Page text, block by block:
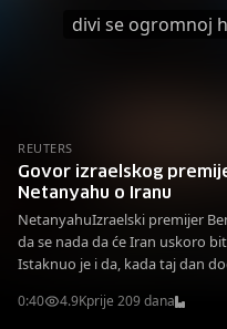
divi se ogromnoj
REUTERS
Govor izraelskog
Netanyahu o Iranu
NetanyahuIzraelski premijer
da se nada da će Iran uskoro
Istaknuo je i da, kada taj dan
0:40 4.9Kprije 209 dana